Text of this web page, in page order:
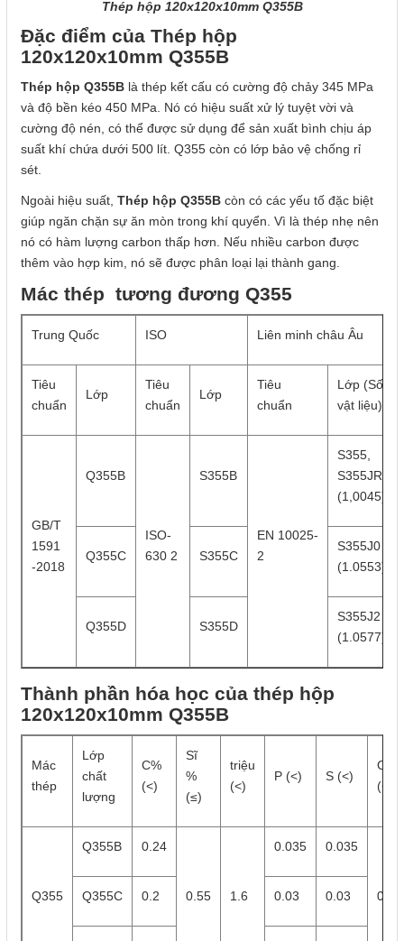
Thép hộp 120x120x10mm Q355B
Đặc điểm của Thép hộp
120x120x10mm Q355B
Thép hộp Q355B là thép kết cấu có cường độ chảy 345 MPa
và độ bền kéo 450 MPa. Nó có hiệu suất xử lý tuyệt vời và
cường độ nén, có thể được sử dụng để sản xuất bình chịu áp
suất khí chứa dưới 500 lít. Q355 còn có lớp bảo vệ chống rỉ
sét.
Ngoài hiệu suất, Thép hộp Q355B còn có các yếu tố đặc biệt
giúp ngăn chặn sự ăn mòn trong khí quyển. Vì là thép nhẹ nên
nó có hàm lượng carbon thấp hơn. Nếu nhiều carbon được
thêm vào hợp kim, nó sẽ được phân loại lại thành gang.
Mác thép tương đương Q355
Trung Quốc ISO Liên minh châu Âu
Tiêu
chuẩn
Lớp
Tiêu
chuẩn
Lớp
Tiêu
chuẩn
Lớp (Số
vật liệu)
GB/T
1591
-2018
Q355B
ISO-
630 2
S355B
EN 10025-
2
S355,
S355JR
(1,0045)
Q355C S355C
S355J0
(1.0553)
Q355D S355D
S355J2
(1.0577)
Thành phần hóa học của thép hộp
120x120x10mm Q355B
Mác
thép
Lớp
chất
lượng
C%
(<)
Sĩ
%
(≤)
triệu
(<)
P (<) S (<)
Cr
(<)
Q355
Q355B 0.24
0.55 1.6
0.035 0.035
0.3
Q355C 0.2 0.03 0.03